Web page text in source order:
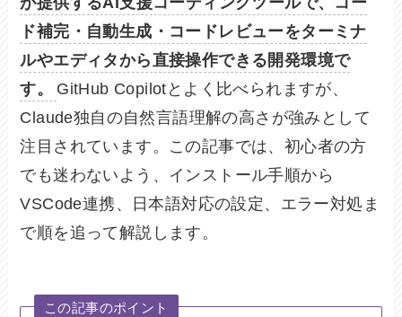
ド補完・自動生成・コードレビューをターミナ
ルやエディタから直接操作できる開発環境で
す。
GitHub Copilotとよく比べられますが、
Claude独自の自然言語理解の高さが強みとして
注目されています。この記事では、初心者の方
でも迷わないよう、インストール手順から
VSCode連携、日本語対応の設定、エラー対処ま
で順を追って解説します。
この記事のポイント